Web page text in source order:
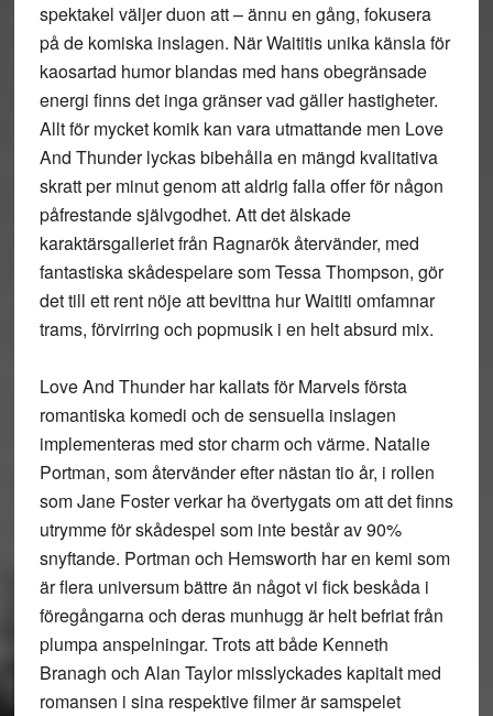
spektakel väljer duon att – ännu en gång, fokusera
på de komiska inslagen. När Waititis unika känsla för
kaosartad humor blandas med hans obegränsade
energi finns det inga gränser vad gäller hastigheter.
Allt för mycket komik kan vara utmattande men Love
And Thunder lyckas bibehålla en mängd kvalitativa
skratt per minut genom att aldrig falla offer för någon
påfrestande självgodhet. Att det älskade
karaktärsgalleriet från Ragnarök återvänder, med
fantastiska skådespelare som Tessa Thompson, gör
det till ett rent nöje att bevittna hur Waititi omfamnar
trams, förvirring och popmusik i en helt absurd mix.
Love And Thunder har kallats för Marvels första
romantiska komedi och de sensuella inslagen
implementeras med stor charm och värme. Natalie
Portman, som återvänder efter nästan tio år, i rollen
som Jane Foster verkar ha övertygats om att det finns
utrymme för skådespel som inte består av 90%
snyftande. Portman och Hemsworth har en kemi som
är flera universum bättre än något vi fick beskåda i
föregångarna och deras munhugg är helt befriat från
plumpa anspelningar. Trots att både Kenneth
Branagh och Alan Taylor misslyckades kapitalt med
romansen i sina respektive filmer är samspelet